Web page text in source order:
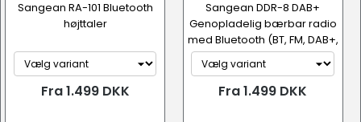
Sangean RA-101 Bluetooth
højttaler
Fra 1.499 DKK
Sangean DDR-8 DAB+
Genopladelig bærbar radio
med Bluetooth (BT, FM, DAB+,
R...
Fra 1.499 DKK